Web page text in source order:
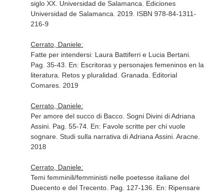
siglo XX. Universidad de Salamanca. Ediciones
Universidad de Salamanca. 2019. ISBN 978-84-1311-
216-9
Cerrato, Daniele:
Fatte per intendersi: Laura Battiferri e Lucia Bertani.
Pag. 35-43. En: Escritoras y personajes femeninos en la
literatura. Retos y pluralidad . Granada. Editorial
Comares. 2019
Cerrato, Daniele:
Per amore del succo di Bacco. Sogni Divini di Adriana
Assini. Pag. 55-74. En: Favole scritte per chi vuole
sognare. Studi sulla narrativa di Adriana Assini. Aracne.
2018
Cerrato, Daniele:
Temi femminili/femministi nelle poetesse italiane del
Duecento e del Trecento. Pag. 127-136. En: Ripensare